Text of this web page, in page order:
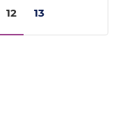
12 13